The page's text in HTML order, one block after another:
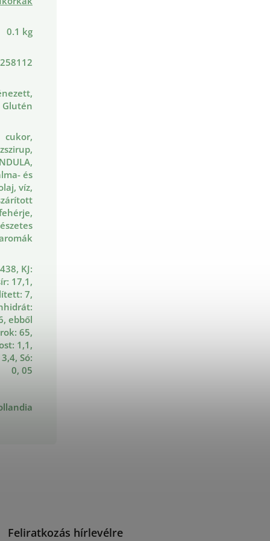
0.1 kg
Glutén
cukor,
és
víz,
KJ:
17,1,
7,
ebből
65,
1,1,
Só:
0, 05
Feliratkozás hírlevélre